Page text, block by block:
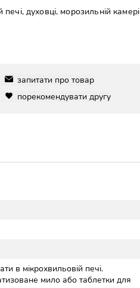
духовці, морозильній камері
запитати про товар
порекомендувати другу
в мікрохвильовій печі.
мило або таблетки для